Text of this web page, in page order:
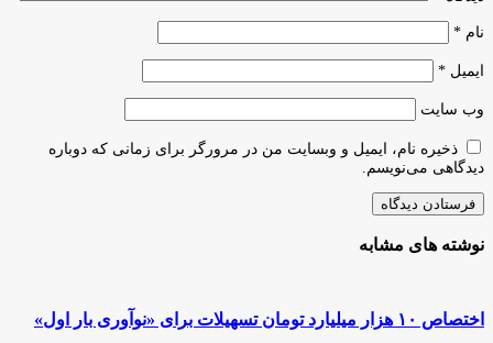
نام *
ایمیل *
وب‌ سایت
ذخیره نام، ایمیل و وبسایت من در مرورگر برای زمانی که دوباره
دیدگاهی می‌نویسم.
نوشته های مشابه
اختصاص ۱۰ هزار میلیارد تومان تسهیلات برای «نوآوری بار اول»